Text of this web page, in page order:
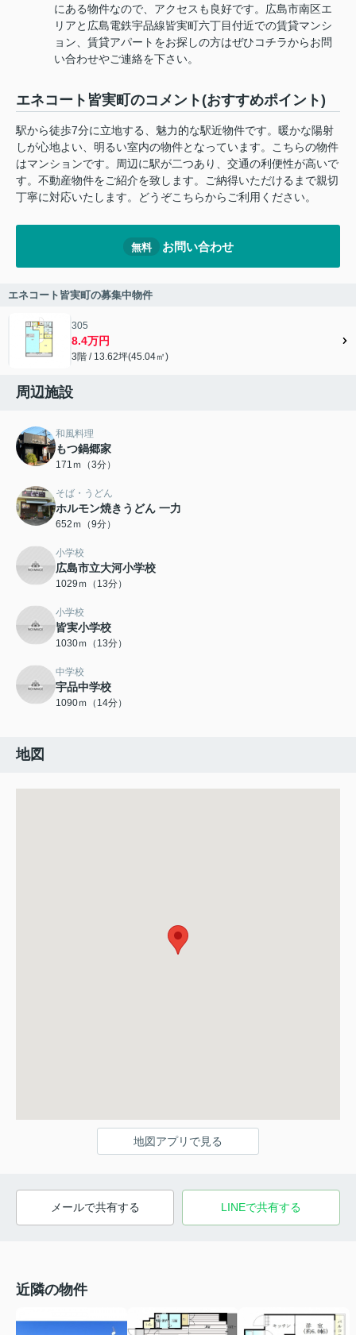
にある物件なので、アクセスも良好です。広島市南区エ
リアと広島電鉄宇品線皆実町六丁目付近での賃貸マンシ
ョン、賃貸アパートをお探しの方はぜひコチラからお問
い合わせやご連絡を下さい。
エネコート皆実町のコメント(おすすめポイント)
駅から徒歩7分に立地する、魅力的な駅近物件です。暖かな陽射
しが心地よい、明るい室内の物件となっています。こちらの物件
はマンションです。周辺に駅が二つあり、交通の利便性が高いで
す。不動産物件をご紹介を致します。ご納得いただけるまで親切
丁寧に対応いたします。どうぞこちらからご利用ください。
無料 お問い合わせ
エネコート皆実町の募集中物件
305
8.4万円
3階 / 13.62坪(45.04㎡)
周辺施設
和風料理
もつ鍋郷家
171ｍ（3分）
そば・うどん
ホルモン焼きうどん 一力
652ｍ（9分）
小学校
広島市立大河小学校
1029ｍ（13分）
小学校
皆実小学校
1030ｍ（13分）
中学校
宇品中学校
1090ｍ（14分）
地図
地図アプリで見る
メールで共有する LINEで共有する
近隣の物件